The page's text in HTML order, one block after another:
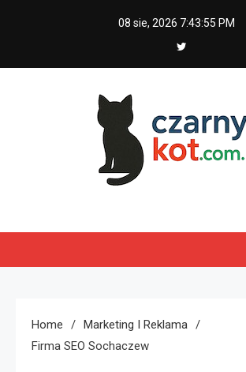
08 sie, 2026 7:43:56 PM
Home
Marketing I Reklama
Firma SEO Sochaczew